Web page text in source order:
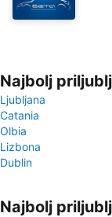
Najbolj
Ljubljana
Catania
Olbia
Lizbona
Dublin
Najbolj